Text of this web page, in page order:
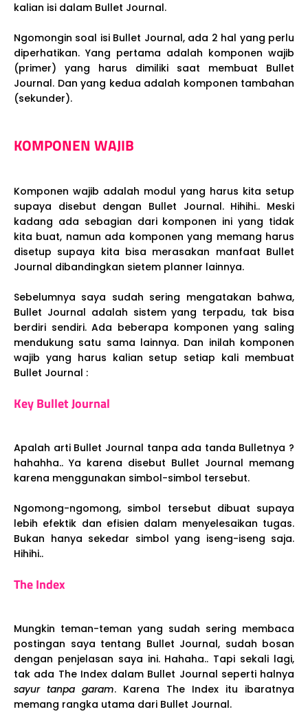
kalian isi dalam Bullet Journal.
Ngomongin soal isi Bullet Journal, ada 2 hal yang perlu
diperhatikan. Yang pertama adalah komponen wajib
(primer) yang harus dimiliki saat membuat Bullet
Journal. Dan yang kedua adalah komponen tambahan
(sekunder).
KOMPONEN WAJIB
Komponen wajib adalah modul yang harus kita setup
supaya disebut dengan Bullet Journal. Hihihi.. Meski
kadang ada sebagian dari komponen ini yang tidak
kita buat, namun ada komponen yang memang harus
disetup supaya kita bisa merasakan manfaat Bullet
Journal dibandingkan sietem planner lainnya.
Sebelumnya saya sudah sering mengatakan bahwa,
Bullet Journal adalah sistem yang terpadu, tak bisa
berdiri sendiri. Ada beberapa komponen yang saling
mendukung satu sama lainnya. Dan inilah komponen
wajib yang harus kalian setup setiap kali membuat
Bullet Journal :
Key Bullet Journal
Apalah arti Bullet Journal tanpa ada tanda Bulletnya ?
hahahha.. Ya karena disebut Bullet Journal memang
karena menggunakan simbol-simbol tersebut.
Ngomong-ngomong, simbol tersebut dibuat supaya
lebih efektik dan efisien dalam menyelesaikan tugas.
Bukan hanya sekedar simbol yang iseng-iseng saja.
Hihihi..
The Index
Mungkin teman-teman yang sudah sering membaca
postingan saya tentang Bullet Journal, sudah bosan
dengan penjelasan saya ini. Hahaha.. Tapi sekali lagi,
tak ada The Index dalam Bullet Journal seperti halnya
sayur tanpa garam. Karena The Index itu ibaratnya
memang rangka utama dari Bullet Journal.